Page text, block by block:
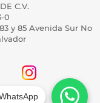
C.V.
0
y 85 Avenida Sur No